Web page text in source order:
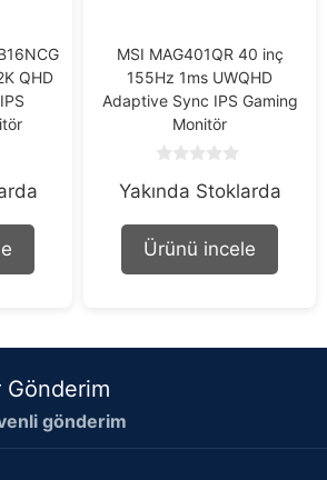
QHD
MSI MAG401QR 40 inç
155Hz 1ms UWQHD
Adaptive Sync IPS Gaming
Monitör
o
t
f
Yakında Stoklarda
Ürünü incele
Gönderim
gönderim